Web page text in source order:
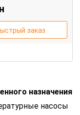
заказ
назначения
насосы